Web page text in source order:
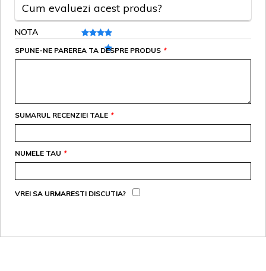
Cum evaluezi acest produs?
NOTA
*
SPUNE-NE PAREREA TA DESPRE PRODUS
*
SUMARUL RECENZIEI TALE
*
NUMELE TAU
VREI SA URMARESTI DISCUTIA?